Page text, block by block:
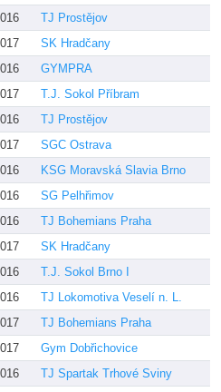
TJ Prostějov
SK Hradčany
GYMPRA
T.J. Sokol Příbram
TJ Prostějov
SGC Ostrava
KSG Moravská Slavia Brno
SG Pelhřimov
TJ Bohemians Praha
SK Hradčany
T.J. Sokol Brno I
TJ Lokomotiva Veselí n. L.
TJ Bohemians Praha
Gym Dobřichovice
TJ Spartak Trhové Sviny